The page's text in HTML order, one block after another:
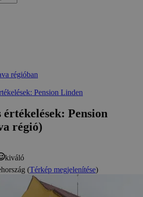
régióban
Pension Linden
értékelések: Pension
régió)
kiváló
(Térkép megjelenítése)